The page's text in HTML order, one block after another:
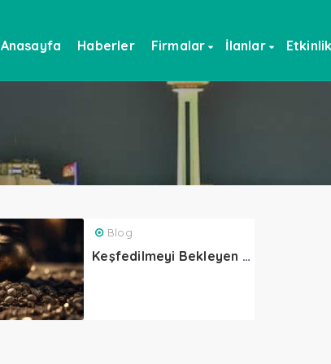
Anasayfa Haberler Firmalar İlanlar
Blog
Keşfedilmeyi Bekleyen Gizem: Hasan Saklanan